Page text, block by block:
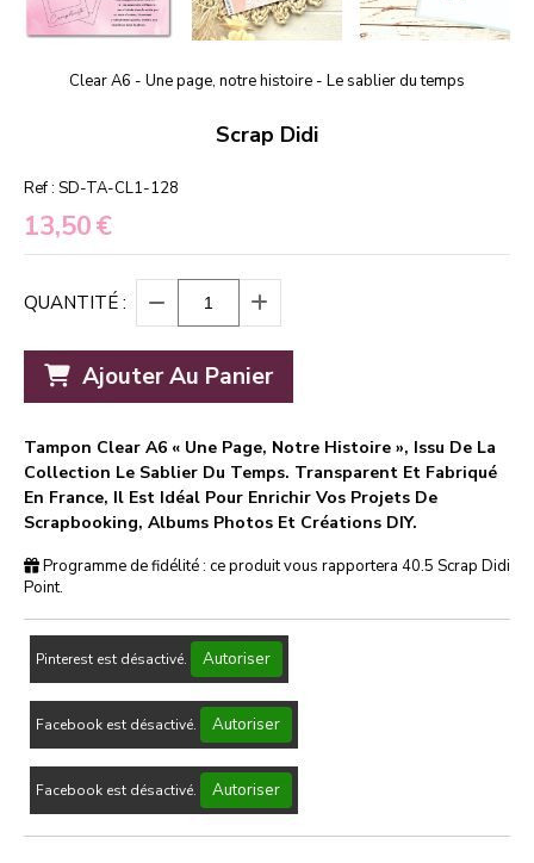
Clear A6 - Une page, notre histoire - Le sablier du temps
Scrap Didi
Ref : SD-TA-CL1-128
13,50€
QUANTITÉ :
Ajouter Au Panier
Tampon Clear A6 « Une Page, Notre Histoire », Issu De La
Collection Le Sablier Du Temps. Transparent Et Fabriqué
En France, Il Est Idéal Pour Enrichir Vos Projets De
Scrapbooking, Albums Photos Et Créations DIY.
Programme de fidélité : ce produit vous rapportera 40.5 Scrap Didi
Point.
Pinterest est désactivé. Autoriser
Facebook est désactivé. Autoriser
Facebook est désactivé. Autoriser